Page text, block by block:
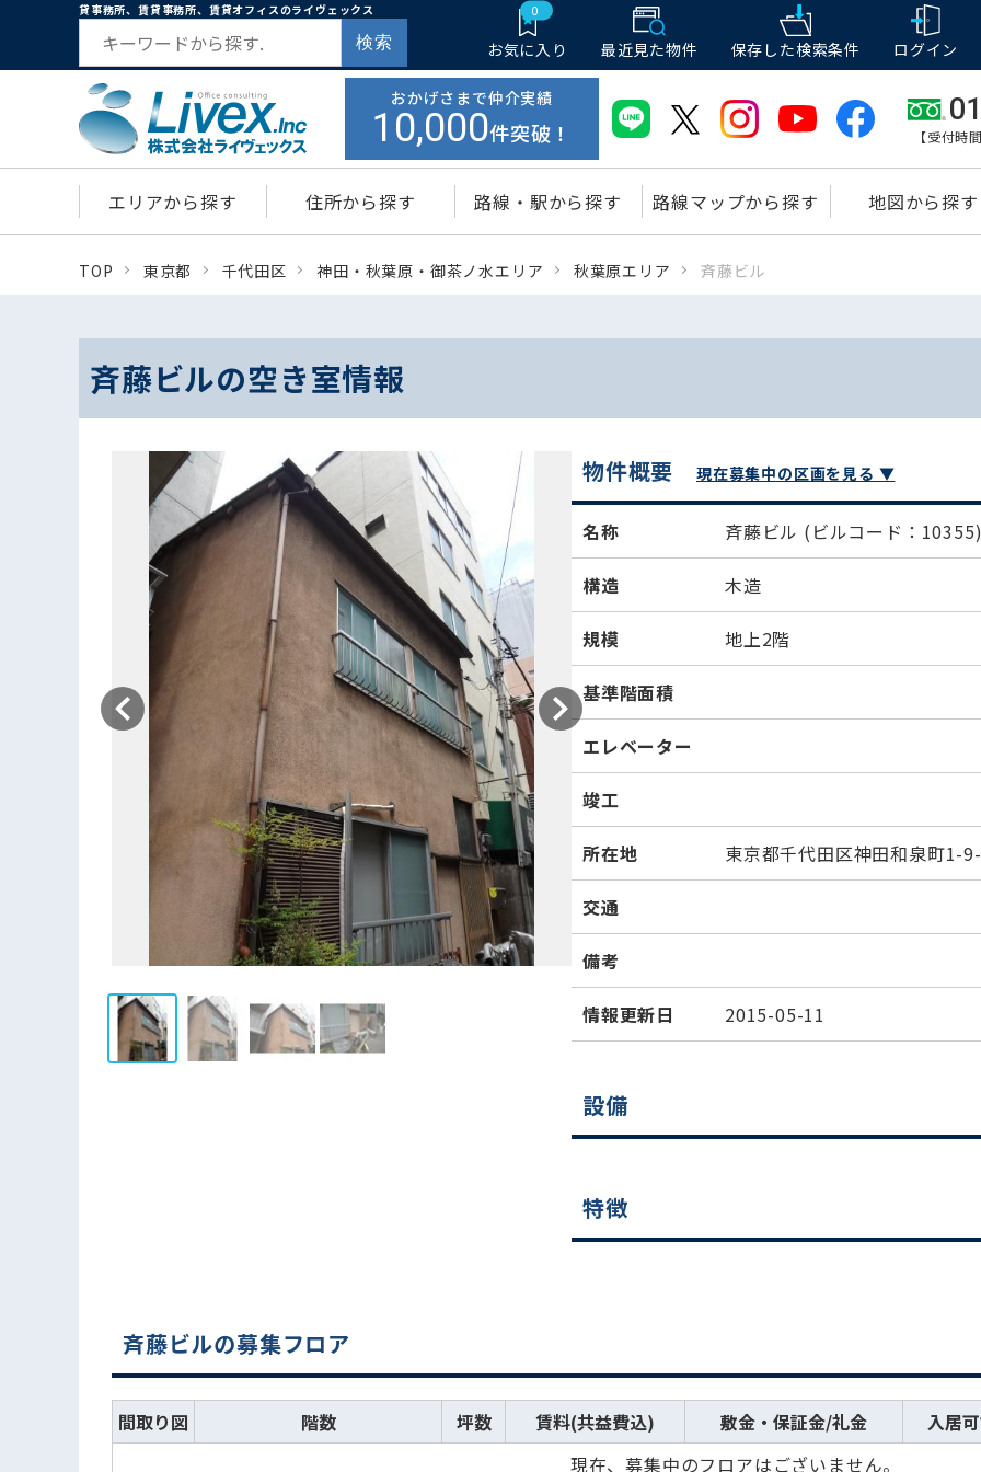
貸事務所、賃貸事務所、賃貸オフィスのライヴェックス
検索
0
お気に入り 最近見た物件 保存した検索条件 ログイン
おかげさまで仲介実績
10,000件突破！ 【受付時
エリアから探す 住所から探す 路線・駅から探す 路線マップから探す 地図から探す
TOP 東京都 千代田区 神田・秋葉原・御茶ノ水エリア 秋葉原エリア 斉藤ビル
斉藤ビルの空き室情報
物件概要 現在募集中の区画を見る ▼
名称 斉藤ビル (ビルコード：
構造 木造
規模 地上2階
基準階面積
エレベーター
竣工
所在地 東京都千代田区神田和泉町1-
交通
備考
情報更新日 2015-05-11
設備
特徴
斉藤ビルの募集フロア
間取り図 階数 坪数 賃料(共益費込) 敷金・保証金/礼金
入居
現在、募集中のフロアはございません。